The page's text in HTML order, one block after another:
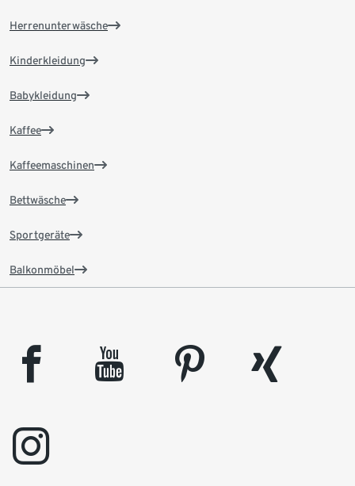
Herrenunterwäsche
Kinderkleidung
Babykleidung
Kaffee
Kaffeemaschinen
Bettwäsche
Sportgeräte
Balkonmöbel
facebook youtube pinterest
xing
instagram